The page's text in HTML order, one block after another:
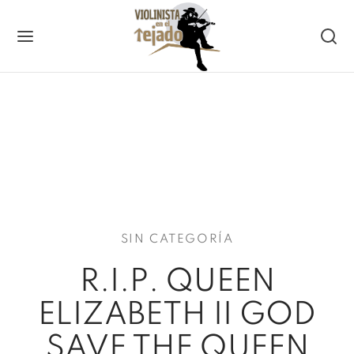
SIN CATEGORÍA
R.I.P. QUEEN
ELIZABETH II GOD
de Violín